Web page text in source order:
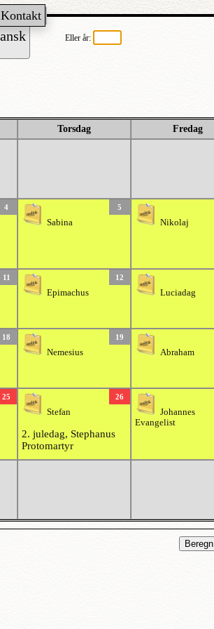
Kontakt
Eller år:
Torsdag Fredag
4 5
Sabina Nikolaj
11 12
Epimachus Luciadag
18 19
Nemesius Abraham
25 26
Stefan
2. juledag, Stephanus
Protomartyr
Johannes
Evangelist
Beregn